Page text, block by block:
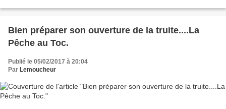
Bien préparer son ouverture de la truite....La
Pêche au Toc.
Publié le 05/02/2017 à 20:04
Par Lemoucheur